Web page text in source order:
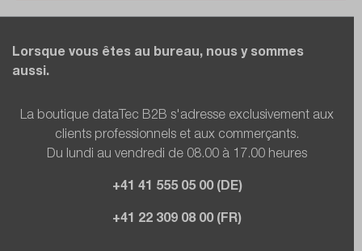
Lorsque vous êtes au bureau, nous y sommes
aussi.
La boutique dataTec B2B s'adresse exclusivement aux
clients professionnels et aux commerçants.
Du lundi au vendredi de 08.00 à 17.00 heures
+41 41 555 05 00 (DE)
+41 22 309 08 00 (FR)